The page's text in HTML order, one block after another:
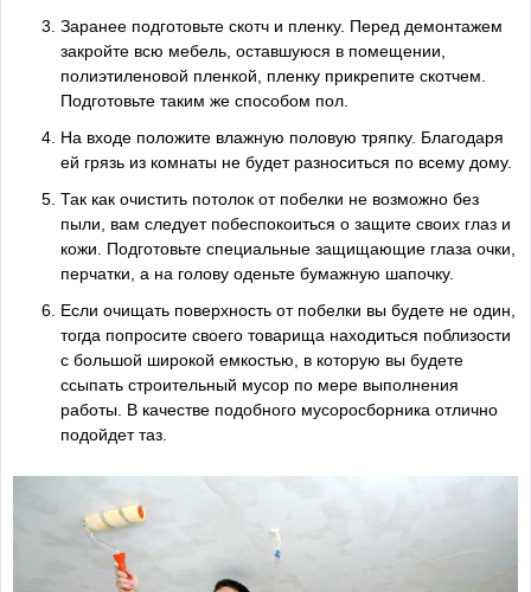
Заранее подготовьте скотч и пленку. Перед демонтажем
закройте всю мебель, оставшуюся в помещении,
полиэтиленовой пленкой, пленку прикрепите скотчем.
Подготовьте таким же способом пол.
На входе положите влажную половую тряпку. Благодаря
ей грязь из комнаты не будет разноситься по всему дому.
Так как очистить потолок от побелки не возможно без
пыли, вам следует побеспокоиться о защите своих глаз и
кожи. Подготовьте специальные защищающие глаза очки,
перчатки, а на голову оденьте бумажную шапочку.
Если очищать поверхность от побелки вы будете не один,
тогда попросите своего товарища находиться поблизости
с большой широкой емкостью, в которую вы будете
ссыпать строительный мусор по мере выполнения
работы. В качестве подобного мусоросборника отлично
подойдет таз.